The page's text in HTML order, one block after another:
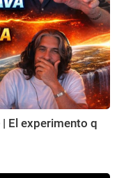
El experimento q